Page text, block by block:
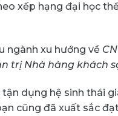
xếp hạng đại học
ngành xu hướng về
trị Nhà hàng khách
dụng hệ sinh thái
cũng đã xuất sắc